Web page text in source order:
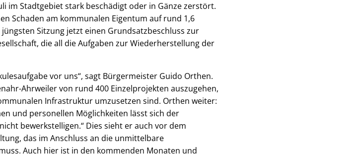
im Stadtgebiet stark beschädigt oder in Gänze zerstört.
Schaden am kommunalen Eigentum auf rund 1,6
Sitzung jetzt einen Grundsatzbeschluss zur
die all die Aufgaben zur Wiederherstellung der
vor uns“, sagt Bürgermeister Guido Orthen.
Ahrweiler von rund 400 Einzelprojekten auszugehen,
Infrastruktur umzusetzen sind. Orthen weiter:
und personellen Möglichkeiten lässt sich der
bewerkstelligen.“ Dies sieht er auch vor dem
das im Anschluss an die unmittelbare
Auch hier ist in den kommenden Monaten und